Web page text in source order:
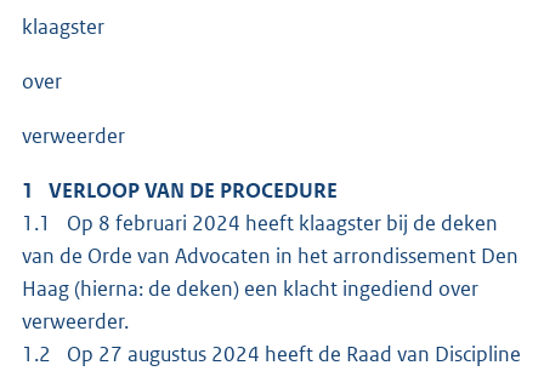
klaagster
over
verweerder
1 VERLOOP VAN DE PROCEDURE
1.1 Op 8 februari 2024 heeft klaagster bij de deken
van de Orde van Advocaten in het arrondissement Den
Haag (hierna: de deken) een klacht ingediend over
verweerder.
1.2 Op 27 augustus 2024 heeft de Raad van Discipline